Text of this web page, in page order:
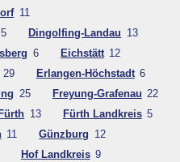
11
5 Dingolfing-Landau 13
6 Eichstätt 12
29 Erlangen-Höchstadt 6
25 Freyung-Grafenau 22
Fürth 13 Fürth Landkreis 5
11 Günzburg 12
Hof Landkreis 9